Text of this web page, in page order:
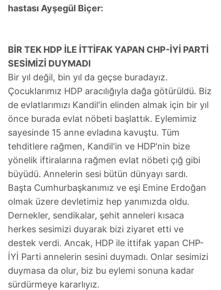
hastası Ayşegül Biçer:
BİR TEK HDP İLE İTTİFAK YAPAN CHP-İYİ PARTİ
SESİMİZİ DUYMADI
Bir yıl değil, bin yıl da geçse buradayız.
Çocuklarımız HDP aracılığıyla dağa götürüldü. Biz
de evlatlarımızı Kandil'in elinden almak için bir yıl
önce burada evlat nöbeti başlattık. Eylemimiz
sayesinde 15 anne evladına kavuştu. Tüm
tehditlere rağmen, Kandil'in ve HDP'nin bize
yönelik iftiralarına rağmen evlat nöbeti çığ gibi
büyüdü. Annelerin sesi bütün dünyayı sardı.
Başta Cumhurbaşkanımız ve eşi Emine Erdoğan
olmak üzere devletimiz hep yanımızda oldu.
Dernekler, sendikalar, şehit anneleri kısaca
herkes sesimizi duyarak bizi ziyaret etti ve
destek verdi. Ancak, HDP ile ittifak yapan CHP-
İYİ Parti annelerin sesini duymadı. Onlar sesimizi
duymasa da olur, biz bu eylemi sonuna kadar
sürdürmeye kararlıyız.